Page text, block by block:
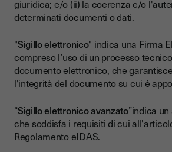
giuridica; e/o (ii) la coerenza e/o
determinati documenti o dati.
"Sigillo elettronico" indica una Firma
compreso l’uso di un processo
documento elettronico, che
l'integrità del documento su cui è
“Sigillo elettronico avanzato”indica
che soddisfa i requisiti di cui
Regolamento eIDAS.